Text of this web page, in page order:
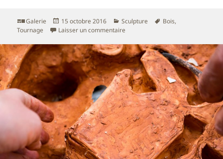
Format
Galerie
Publié
le
15 octobre 2016 Catégories
Sculpture
Mots-
Bois,
Tournage
Laisser un commentairesur Tournage sur bois